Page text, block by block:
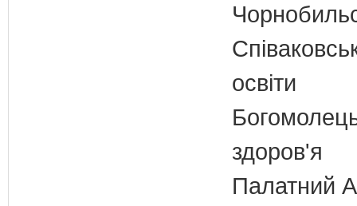
освіти
здоров'я
Палатний